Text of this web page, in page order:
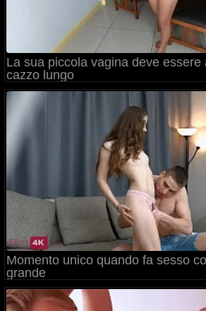
La sua piccola vagina deve essere
cazzo lungo
Momento unico quando fa sesso
grande